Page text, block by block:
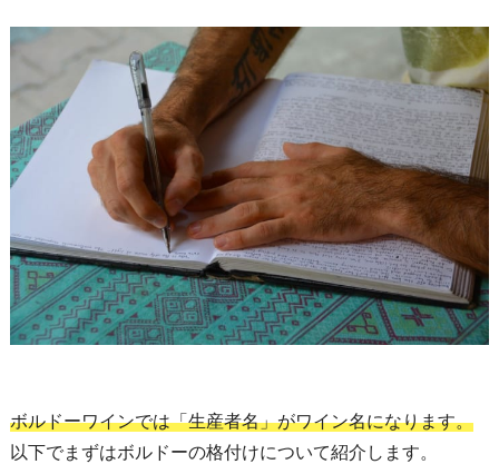
ボルドーワインでは「生産者名」がワイン名になります。
以下でまずはボルドーの格付けについて紹介します。